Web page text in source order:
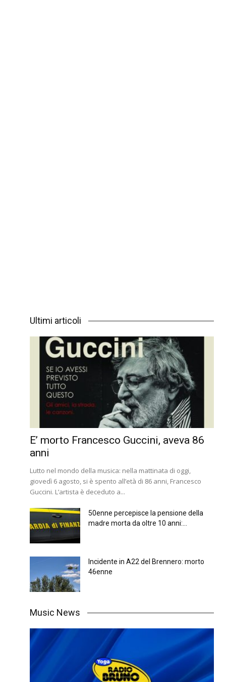
Ultimi articoli
E’ morto Francesco Guccini, aveva 86
anni
Lutto nel mondo della musica: nella mattinata di oggi,
giovedì 6 agosto, si è spento all’età di 86 anni, Francesco
Guccini. L’artista è deceduto a...
50enne percepisce la pensione della
madre morta da oltre 10 anni:...
Incidente in A22 del Brennero: morto
46enne
Music News